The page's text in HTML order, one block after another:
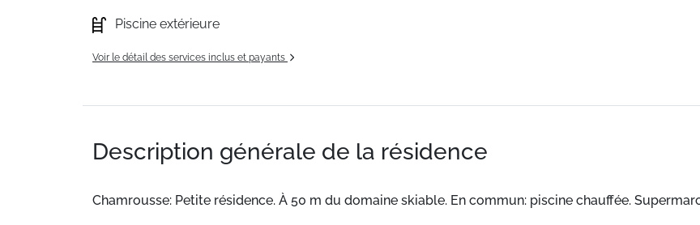
Piscine extérieure
Voir le détail des services inclus et payants
Description générale de la résidence
Chamrousse: Petite résidence. À 50 m du domaine skiable. En commun: piscine chauffée.